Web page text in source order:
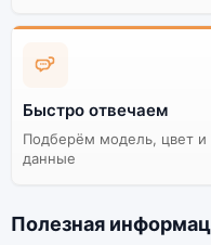
Быстро отвечаем
Подберём модель, цвет
данные
Полезная